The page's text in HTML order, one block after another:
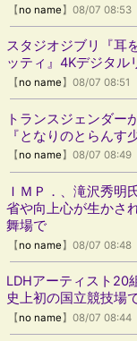
【no name 】08/07 08:53
スタジオジブリ『耳
ッティ』4Kデジタル
【no name 】08/07 08:51
トランスジェンダ
『となりのとらんす
【no name 】08/07 08:49
ＩＭＰ．、滝沢秀明
省や向上心が生かさ
舞場で
【no name】08/07 08:48
LDHアーティスト20
史上初の国立競技場
【no name】08/07 08:44